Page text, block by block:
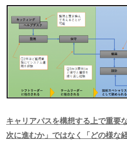
キャリアパスを構想する上で重要
次に進むか」ではなく「どの様な